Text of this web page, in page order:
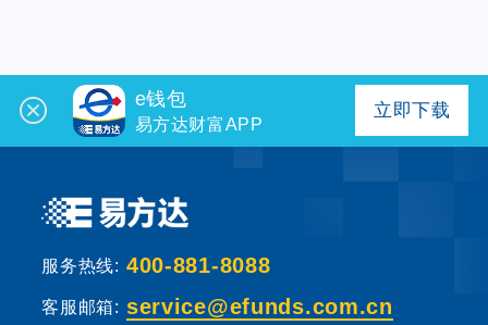
e钱包
易方达财富APP
立即下载
服务热线: 400-881-8088
客服邮箱: service@efunds.com.cn